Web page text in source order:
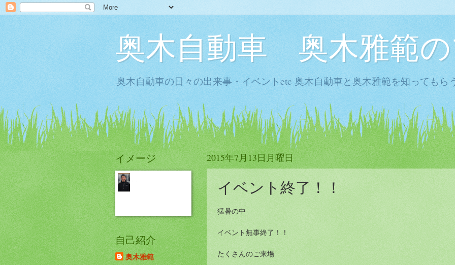
奥木自動車 奥木雅範
奥木自動車の日々の出来事・イベントetc 奥木自動車と奥木雅範を知ってもら
2015年7月13日月曜日
イベント終了！！
猛暑の中
イベント無事終了！！
たくさんのご来場
イメージ
自己紹介
奥木雅範